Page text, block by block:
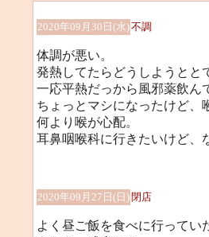
2020年09月30日(水)不調
体調が悪い。
発熱してたらどうしようとと
一応平熱だっから風邪薬飲ん
ちょっとマシになったけど、
何より喉が心配。
耳鼻咽喉科に行きたいけど
2020年09月27日(日) 閉店
よく昼ご飯を食べに行ってい